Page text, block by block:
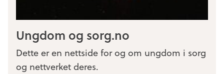
Ungdom og sorg.no
Dette er en nettside for og om ungdom i sorg
og nettverket deres.